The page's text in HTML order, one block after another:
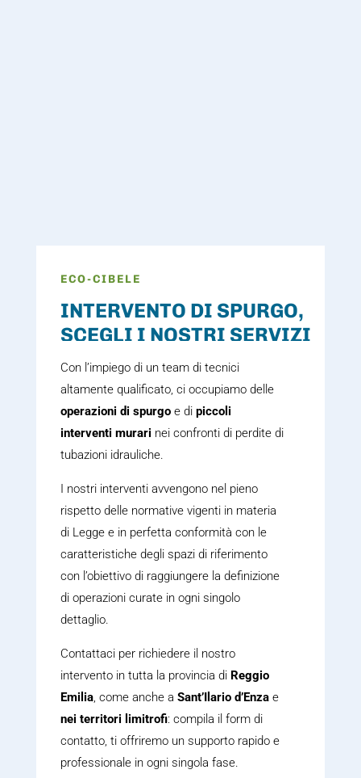
ECO-CIBELE
INTERVENTO DI SPURGO,
SCEGLI I NOSTRI SERVIZI
Con l’impiego di un team di tecnici
altamente qualificato, ci occupiamo delle
operazioni di spurgoe di piccoli
interventi murari nei confronti di perdite di
tubazioni idrauliche.
I nostri interventi avvengono nel pieno
rispetto delle normative vigenti in materia
di Legge e in perfetta conformità con le
caratteristiche degli spazi di riferimento
con l’obiettivo di raggiungere la definizione
di operazioni curate in ogni singolo
dettaglio.
Contattaci per richiedere il nostro
intervento in tutta la provincia di Reggio
Emilia, come anche a Sant’Ilario d’Enzae
nei territori limitrofi: compila il form di
contatto, ti offriremo un supporto rapido e
professionale in ogni singola fase.